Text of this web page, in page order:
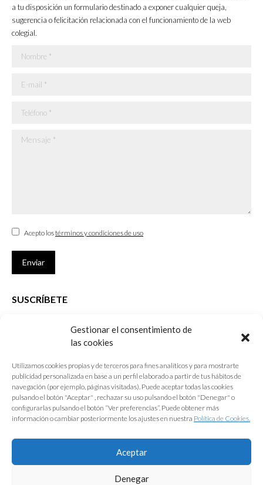
Gestionar el consentimiento de
las cookies
Utilizamos cookies propias y de terceros para fines analíticos y para mostrarte
publicidad personalizada en base a un perfil elaborado a partir de tus hábitos de
navegación (por ejemplo, páginas visitadas). Puede aceptar todas las cookies
pulsando el botón "Aceptar" , rechazar su uso pulsando el botón "Denegar" o
configurarlas pulsando el botón “Ver preferencias”. Puede obtener más
información o cambiar posteriormente los ajustes en nuestra Política de Cookies.
Aceptar
Denegar
new
window
new
window
new
window
new
window
a tu disposición un formulario destinado a exponer cualquier queja,
sugerencia o felicitación relacionada con el funcionamiento de la web
colegial.
Nombre *
E-mail *
Teléfono *
Mensaje *
Acepto lostérminos y condiciones de uso
Enviar
SUSCRÍBETE
que desarrolla el Colegio de Arquitectos de Cádiz
E-mail *
Acepto lostérminos y condiciones de uso
Enviar